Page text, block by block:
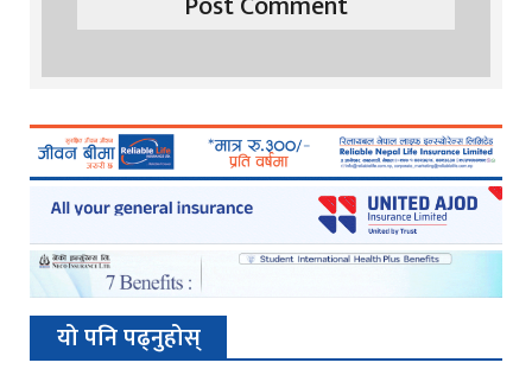
यो पनि पढ्नुहोस्